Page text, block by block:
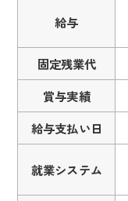
給与
固定残業代
賞与実績
給与支払い日
就業システム